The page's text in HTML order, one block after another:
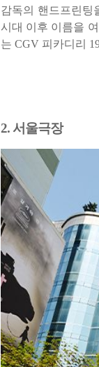
감독의 핸드프린팅
시대 이후 이름을
는 CGV 피카디리
2. 서울극장